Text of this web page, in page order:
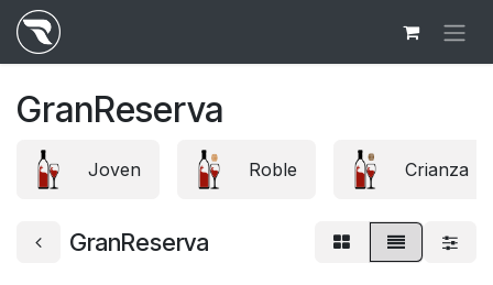
Ir al contenido
GranReserva
Joven Roble Crianza
GranReserva